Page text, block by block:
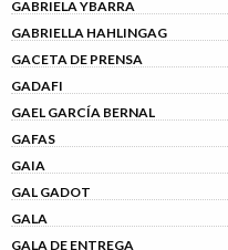
GABRIELA YBARRA
GABRIELLA HAHLINGAG
GACETA DE PRENSA
GADAFI
GAEL GARCÍA BERNAL
GAFAS
GAIA
GAL GADOT
GALA
GALA DE ENTREGA